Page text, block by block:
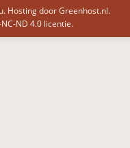
Hosting door Greenhost.nl.
ND 4.0 licentie.